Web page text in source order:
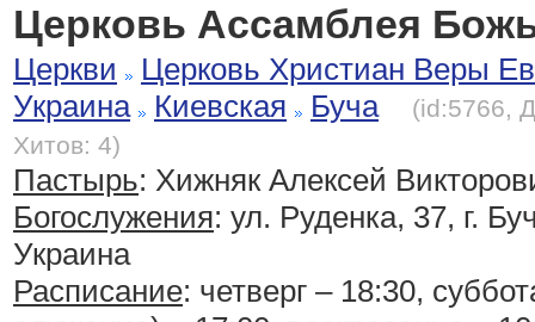
Церковь Ассамблея
Церкви
Церковь Христиан Веры
Украина
Киевская Буча
(id:5766,
Хитов: 4)
Пастырь: Хижняк Алексей
Богослужения: ул. Руденка, 37, г.
Украина
Расписание: четверг – 18:30,